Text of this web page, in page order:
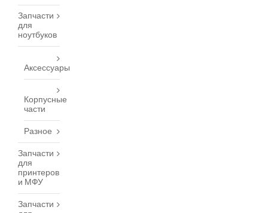
Запчасти
для
ноутбуков
Аксессуары
Корпусные
части
Разное
Запчасти
для
принтеров
и МФУ
Запчасти